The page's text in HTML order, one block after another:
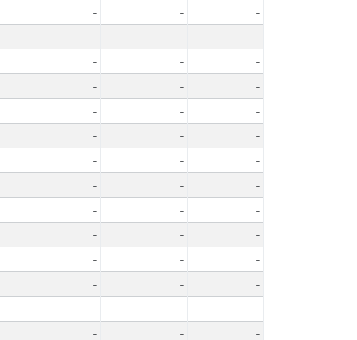
- -
-
- -
-
- -
-
- -
-
- -
-
- -
-
- -
-
- -
-
- -
-
- -
-
- -
-
- -
-
- -
-
- -
-